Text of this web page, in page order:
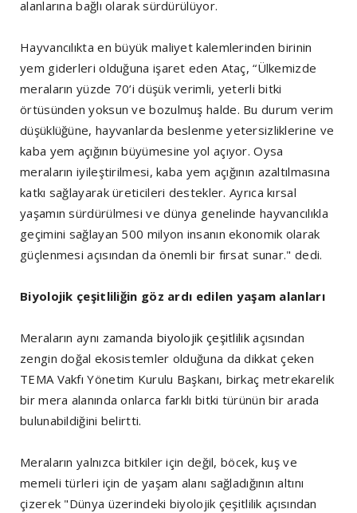
alanlarına bağlı olarak sürdürülüyor.
Hayvancılıkta en büyük maliyet kalemlerinden birinin
yem giderleri olduğuna işaret eden Ataç, “Ülkemizde
meraların yüzde 70’i düşük verimli, yeterli bitki
örtüsünden yoksun ve bozulmuş halde. Bu durum verim
düşüklüğüne, hayvanlarda beslenme yetersizliklerine ve
kaba yem açığının büyümesine yol açıyor. Oysa
meraların iyileştirilmesi, kaba yem açığının azaltılmasına
katkı sağlayarak üreticileri destekler. Ayrıca kırsal
yaşamın sürdürülmesi ve dünya genelinde hayvancılıkla
geçimini sağlayan 500 milyon insanın ekonomik olarak
güçlenmesi açısından da önemli bir fırsat sunar." dedi.
Biyolojik çeşitliliğin göz ardı edilen yaşam alanları
Meraların aynı zamanda biyolojik çeşitlilikaçısından
zengin doğal ekosistemler olduğuna da dikkat çeken
TEMA Vakfı Yönetim Kurulu Başkanı, birkaç metrekarelik
bir mera alanında onlarca farklı bitki türünün bir arada
bulunabildiğini belirtti.
Meraların yalnızca bitkiler için değil, böcek, kuş ve
memeli türleri için de yaşam alanı sağladığının altını
çizerek "Dünya üzerindeki biyolojik çeşitlilik açısından